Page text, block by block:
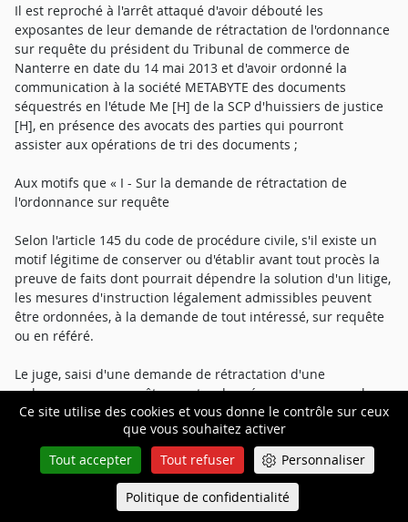
Ce site utilise des cookies et vous donne le contrôle sur ceux
que vous souhaitez activer
Tout accepter
Tout refuser Personnaliser
Politique de confidentialité
Il est reproché à l'arrêt attaqué d'avoir débouté les
exposantes de leur demande de rétractation de l'ordonnance
sur requête du président du Tribunal de commerce de
Nanterre en date du 14 mai 2013 et d'avoir ordonné la
communication à la société METABYTE des documents
séquestrés en l'étude Me [H] de la SCP d'huissiers de justice
[H], en présence des avocats des parties qui pourront
assister aux opérations de tri des documents ;
Aux motifs que « I - Sur la demande de rétractation de
l'ordonnance sur requête
Selon l'article 145 du code de procédure civile, s'il existe un
motif légitime de conserver ou d'établir avant tout procès la
preuve de faits dont pourrait dépendre la solution d'un litige,
les mesures d'instruction légalement admissibles peuvent
être ordonnées, à la demande de tout intéressé, sur requête
ou en référé.
Le juge, saisi d'une demande de rétractation d'une
ordonnance sur requête ayant ordonné une mesure sur le
fondement de l'article 145 du code de procédure civile et
tenu d'apprécier au jour où il statue les mérites de la
requête, doit s'assurer de l'existence d'un motif légitime à
ordonner la mesure probatoire et des circonstances justifiant
de ne pas y procéder contradictoirement.
Queue-Fair